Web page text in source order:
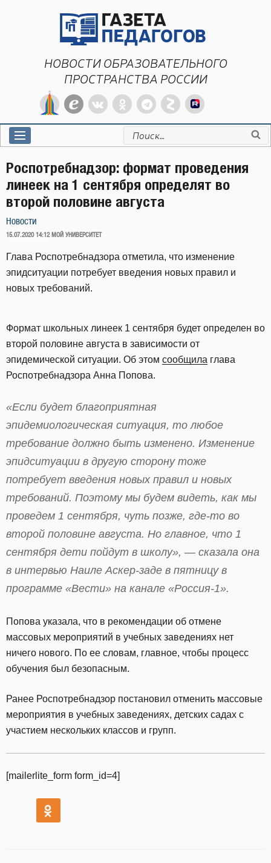
НОВОСТИ ОБРАЗОВАТЕЛЬНОГО
ПРОСТРАНСТВА РОССИИ
Искать:
Роспотребнадзор: формат проведения
линеек на 1 сентября определят во
второй половине августа
Новости
ОПУБЛИКОВАНО
15.07.2020 14:12 МОЙ УНИВЕРСИТЕТ
Глава Роспотребнадзора отметила, что изменение
эпидситуации потребует введения новых правил и
новых требований.
Формат школьных линеек 1 сентября будет определен во
второй половине августа в зависимости от
эпидемической ситуации. Об этом сообщила глава
Роспотребнадзора Анна Попова.
«Если будет благоприятная
эпидемиологическая ситуация, то любое
требование должно быть изменено. Изменение
эпидситуации в другую сторону тоже
потребует введения новых правил и новых
требований. Поэтому мы будем видеть, как мы
проведем 1 сентября, чуть позже, где-то во
второй половине августа. Но главное, что 1
сентября дети пойдут в школу», — сказала она
в интервью Наиле Аскер-заде в пятницу в
программе «Вести» на канале «Россия-1».
Попова указала, что в рекомендации об отмене
массовых мероприятий в учебных заведениях нет
ничего нового. По ее словам, главное, чтобы процесс
обучения был безопасным.
Ранее Роспотребнадзор постановил отменить массовые
мероприятия в учебных заведениях, детских садах с
участием нескольких классов и групп.
[mailerlite_form form_id=4]